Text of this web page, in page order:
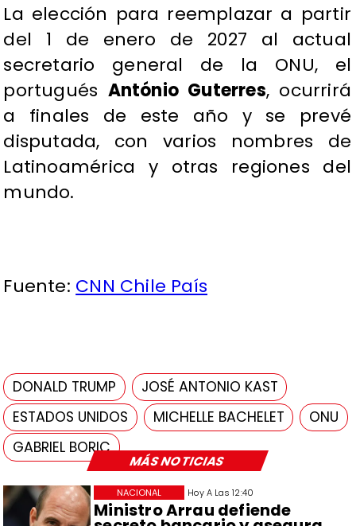
MÁS NOTICIAS
Hoy A Las 12:40
Ministro Arrau defiende
NACIONAL
La elección para reemplazar a partir
del 1 de enero de 2027 al actual
secretario general de la ONU, el
portugués António Guterres, ocurrirá
a finales de este año y se prevé
disputada, con varios nombres de
Latinoamérica y otras regiones del
mundo.
Fuente: CNN Chile País
DONALD TRUMP
JOSÉ ANTONIO KAST
ESTADOS UNIDOS
MICHELLE BACHELET
ONU
GABRIEL BORIC